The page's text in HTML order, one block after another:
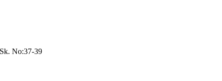
No:37-39